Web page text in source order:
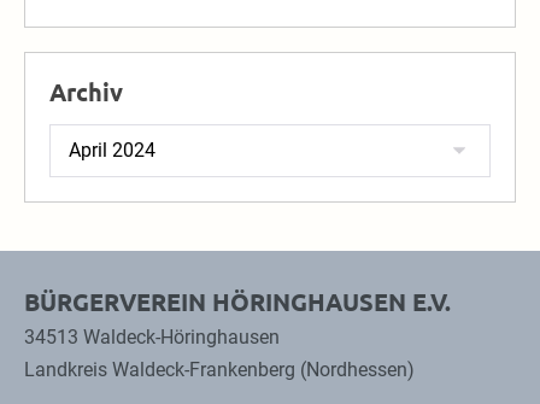
Archiv
Archiv
BÜRGERVEREIN HÖRINGHAUSEN E.V.
34513 Waldeck-Höringhausen
Landkreis Waldeck-Frankenberg (Nordhessen)